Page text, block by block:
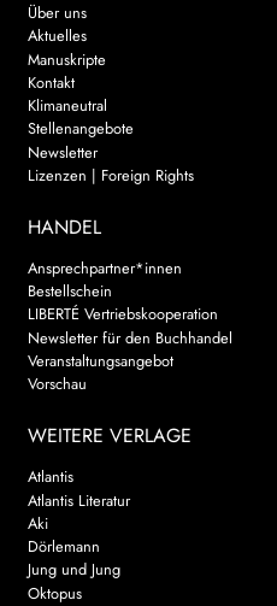
Über uns
Aktuelles
Manuskripte
Kontakt
Klimaneutral
Stellenangebote
Newsletter
Lizenzen | Foreign Rights
HANDEL
Ansprechpartner*innen
Bestellschein
LIBERTÉ Vertriebskooperation
Newsletter für den Buchhandel
Veranstaltungsangebot
Vorschau
WEITERE VERLAGE
Atlantis
Atlantis Literatur
Aki
Dörlemann
Jung und Jung
Oktopus